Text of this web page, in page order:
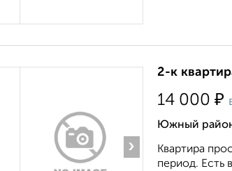
›
2-к
14 000 ₽
Южный
Квартира
период. Есть